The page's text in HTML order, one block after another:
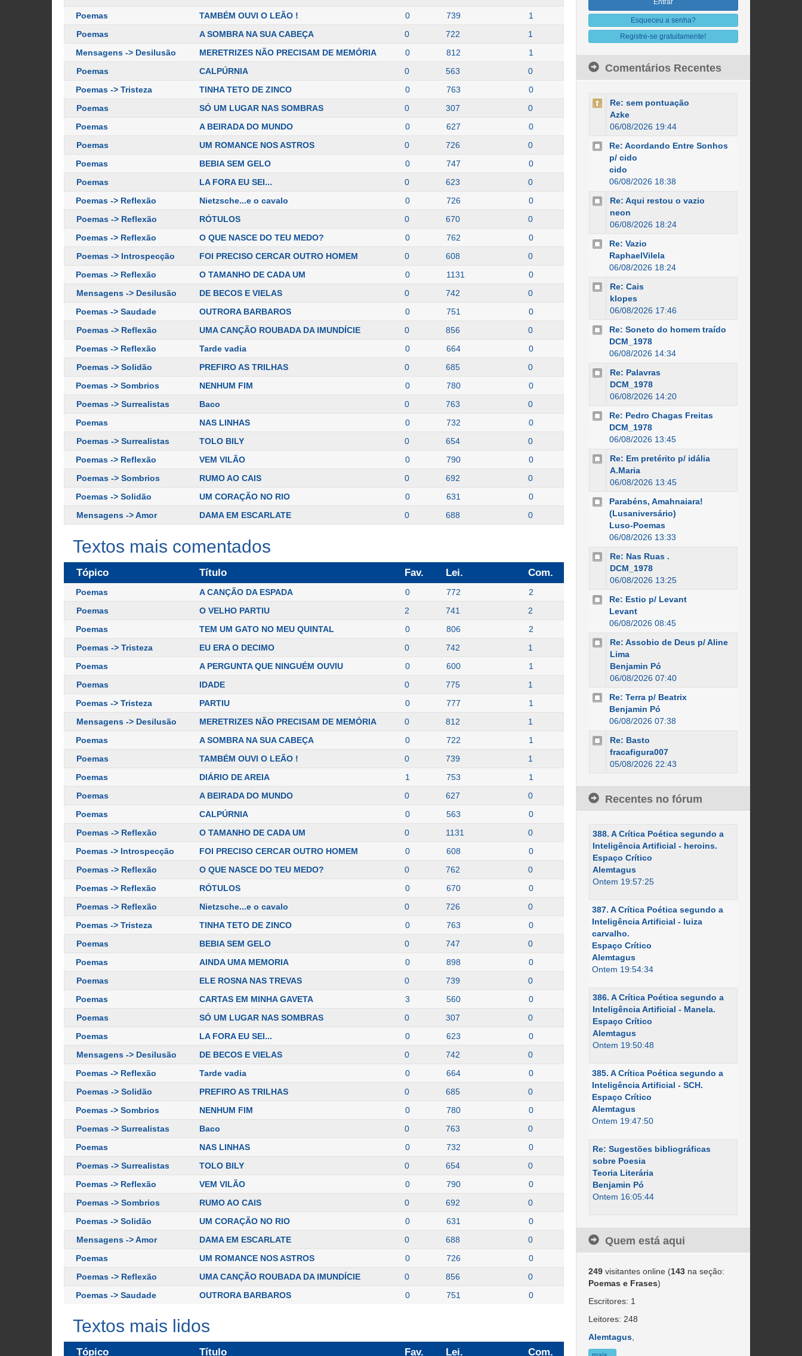
Poemas
TAMBÉM OUVI O LEÃO ! 0 739
1
Poemas
A SOMBRA NA SUA CABEÇA 0 722
1
Mensagens -> Desilusão
MERETRIZES NÃO PRECISAM DE MEMÓRIA 0 812
1
Poemas
CALPÚRNIA 0 563
0
Poemas -> Tristeza
TINHA TETO DE ZINCO 0 763
0
Poemas
SÓ UM LUGAR NAS SOMBRAS 0 307
0
Poemas
A BEIRADA DO MUNDO 0 627
0
Poemas
UM ROMANCE NOS ASTROS 0 726
0
Poemas
BEBIA SEM GELO 0 747
0
Poemas
LA FORA EU SEI... 0 623
0
Poemas -> Reflexão
Nietzsche...e o cavalo 0 726
0
Poemas -> Reflexão
RÓTULOS 0 670
0
Poemas -> Reflexão
O QUE NASCE DO TEU MEDO? 0 762
0
Poemas -> Introspecção
FOI PRECISO CERCAR OUTRO HOMEM 0 608
0
Poemas -> Reflexão
O TAMANHO DE CADA UM 0 1131
0
Mensagens -> Desilusão
DE BECOS E VIELAS 0 742
0
Poemas -> Saudade
OUTRORA BARBAROS 0 751
0
Poemas -> Reflexão
UMA CANÇÃO ROUBADA DA IMUNDÍCIE 0 856
0
Poemas -> Reflexão
Tarde vadia 0 664
0
Poemas -> Solidão
PREFIRO AS TRILHAS 0 685
0
Poemas -> Sombrios
NENHUM FIM 0 780
0
Poemas -> Surrealistas
Baco 0 763
0
Poemas
NAS LINHAS 0 732
0
Poemas -> Surrealistas
TOLO BILY 0 654
0
Poemas -> Reflexão
VEM VILÃO 0 790
0
Poemas -> Sombrios
RUMO AO CAIS 0 692
0
Poemas -> Solidão
UM CORAÇÃO NO RIO 0 631
0
Mensagens -> Amor
DAMA EM ESCARLATE 0 688 0
Textos mais comentados
Tópico Título Fav. Lei. Com.
Poemas A CANÇÃO DA ESPADA 0 772
2
Poemas
O VELHO PARTIU 2 741
2
Poemas
TEM UM GATO NO MEU QUINTAL 0 806
2
Poemas -> Tristeza
EU ERA O DECIMO 0 742
1
Poemas
A PERGUNTA QUE NINGUÉM OUVIU 0 600
1
Poemas
IDADE 0 775
1
Poemas -> Tristeza
PARTIU 0 777
1
Mensagens -> Desilusão
MERETRIZES NÃO PRECISAM DE MEMÓRIA 0 812
1
Poemas
A SOMBRA NA SUA CABEÇA 0 722
1
Poemas
TAMBÉM OUVI O LEÃO ! 0 739
1
Poemas
DIÁRIO DE AREIA 1 753
1
Poemas
A BEIRADA DO MUNDO 0 627
0
Poemas
CALPÚRNIA 0 563
0
Poemas -> Reflexão
O TAMANHO DE CADA UM 0 1131
0
Poemas -> Introspecção
FOI PRECISO CERCAR OUTRO HOMEM 0 608
0
Poemas -> Reflexão
O QUE NASCE DO TEU MEDO? 0 762
0
Poemas -> Reflexão
RÓTULOS 0 670
0
Poemas -> Reflexão
Nietzsche...e o cavalo 0 726
0
Poemas -> Tristeza
TINHA TETO DE ZINCO 0 763
0
Poemas
BEBIA SEM GELO 0 747
0
Poemas
AINDA UMA MEMORIA 0 898
0
Poemas
ELE ROSNA NAS TREVAS 0 739
0
Poemas
CARTAS EM MINHA GAVETA 3 560
0
Poemas
SÓ UM LUGAR NAS SOMBRAS 0 307
0
Poemas
LA FORA EU SEI... 0 623
0
Mensagens -> Desilusão
DE BECOS E VIELAS 0 742
0
Poemas -> Reflexão
Tarde vadia 0 664
0
Poemas -> Solidão
PREFIRO AS TRILHAS 0 685
0
Poemas -> Sombrios
NENHUM FIM 0 780
0
Poemas -> Surrealistas
Baco 0 763
0
Poemas
NAS LINHAS 0 732
0
Poemas -> Surrealistas
TOLO BILY 0 654
0
Poemas -> Reflexão
VEM VILÃO 0 790
0
Poemas -> Sombrios
RUMO AO CAIS 0 692
0
Poemas -> Solidão
UM CORAÇÃO NO RIO 0 631
0
Mensagens -> Amor
DAMA EM ESCARLATE 0 688
0
Poemas
UM ROMANCE NOS ASTROS 0 726
0
Poemas -> Reflexão
UMA CANÇÃO ROUBADA DA IMUNDÍCIE 0 856
0
Poemas -> Saudade
OUTRORA BARBAROS 0 751 0
Textos mais lidos
Tópico Título Fav. Lei. Com.
Esqueceu a senha?
Registre-se gratuitamente!
Comentários Recentes
Re: sem pontuação
Azke
06/08/2026 19:44
Re: Acordando Entre Sonhos
p/ cido
cido
06/08/2026 18:38
Re: Aqui restou o vazio
neon
06/08/2026 18:24
Re: Vazio
RaphaelVilela
06/08/2026 18:24
Re: Cais
klopes
06/08/2026 17:46
Re: Soneto do homem traído
DCM_1978
06/08/2026 14:34
Re: Palavras
DCM_1978
06/08/2026 14:20
Re: Pedro Chagas Freitas
DCM_1978
06/08/2026 13:45
Re: Em pretérito p/ idália
A.Maria
06/08/2026 13:45
Parabéns, Amahnaiara!
(Lusaniversário)
Luso-Poemas
06/08/2026 13:33
Re: Nas Ruas .
DCM_1978
06/08/2026 13:25
Re: Estio p/ Levant
Levant
06/08/2026 08:45
Re: Assobio de Deus p/ Aline
Lima
Benjamin Pó
06/08/2026 07:40
Re: Terra p/ Beatrix
Benjamin Pó
06/08/2026 07:38
Re: Basto
fracafigura007
05/08/2026 22:43
Recentes no fórum
388. A Crítica Poética segundo a
Inteligência Artificial - heroins.
Espaço Crítico
Alemtagus
Ontem 19:57:25
387. A Crítica Poética segundo a
Inteligência Artificial - luiza
carvalho.
Espaço Crítico
Alemtagus
Ontem 19:54:34
386. A Crítica Poética segundo a
Inteligência Artificial - Manela.
Espaço Crítico
Alemtagus
Ontem 19:50:48
385. A Crítica Poética segundo a
Inteligência Artificial - SCH.
Espaço Crítico
Alemtagus
Ontem 19:47:50
Re: Sugestões bibliográficas
sobre Poesia
Teoria Literária
Benjamin Pó
Ontem 16:05:44
Quem está aqui
249visitantes online (143na seção:
Poemas e Frases)
Escritores: 1
Leitores: 248
Alemtagus,